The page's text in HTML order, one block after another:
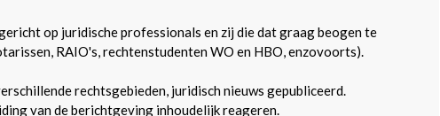
op juridische professionals en zij die dat graag beogen te
RAIO's, rechtenstudenten WO en HBO, enzovoorts).
rechtsgebieden, juridisch nieuws gepubliceerd.
van de berichtgeving inhoudelijk reageren.